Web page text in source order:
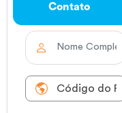
Contato